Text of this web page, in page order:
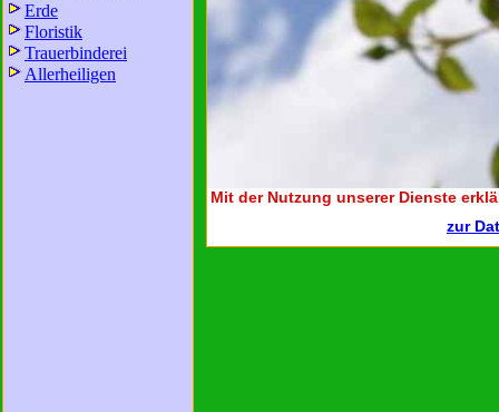
Erde
Floristik
Trauerbinderei
Allerheiligen
Mit der Nutzung unserer Dienste
zur